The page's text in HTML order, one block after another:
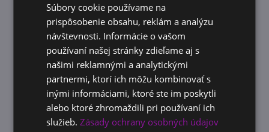
ACADEMY
AI školenie pre firmy: Načo je dobré a ako
pomôže vašej firme rásť
Súbory cookie používame na
prispôsobenie obsahu, reklám a analýzu
návštevnosti. Informácie o vašom
používaní našej stránky zdieľame aj s
našimi reklamnými a analytickými
partnermi, ktorí ich môžu kombinovať s
inými informáciami, ktoré ste im poskytli
alebo ktoré zhromaždili pri používaní ich
služieb.Zásady ochrany osobných údajov